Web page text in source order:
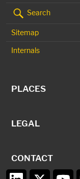
Search
Sitemap
Internals
PLACES
LEGAL
CONTACT